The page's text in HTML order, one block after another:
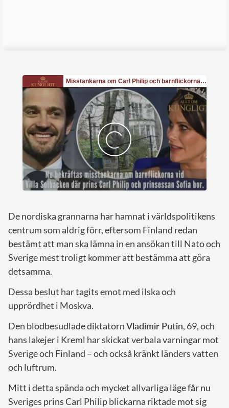
De nordiska grannarna har hamnat i världspolitikens
centrum som aldrig förr, eftersom Finland redan
bestämt att man ska lämna in en ansökan till Nato och
Sverige mest troligt kommer att bestämma att göra
detsamma.
Dessa beslut har tagits emot med ilska och
upprördhet i Moskva.
Den blodbesudlade diktatornVladimir Putin, 69, och
hans lakejer i Kreml har skickat verbala varningar mot
Sverige och Finland – och också kränkt länders vatten
och luftrum.
Mitt i detta spända och mycket allvarliga läge får nu
Sveriges prins Carl Philip blickarna riktade mot sig